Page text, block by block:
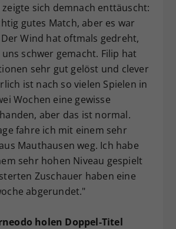
sich demnach enttäuscht:
gutes Match, aber es war
Wind hat oftmals gedreht,
schwer gemacht. Filip hat
sehr gut gelöst und clever
ist nach so vielen Spielen in
Wochen eine gewisse
aber das ist normal.
fahre ich mit einem sehr
Mauthausen weg. Ich habe
sehr hohen Niveau gespielt
Zuschauer haben eine
abgerundet."
holen Doppel-Titel